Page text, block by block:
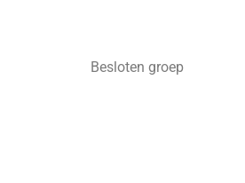
Besloten groep